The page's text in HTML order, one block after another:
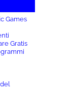
Games
Gratis